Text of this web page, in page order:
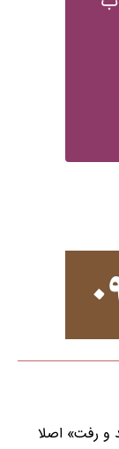
و رفت» اصلا